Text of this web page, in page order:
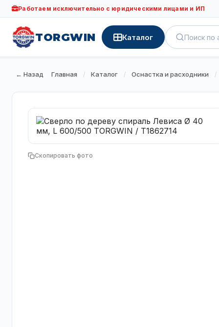
Работаем исключительно с юридическими лицами и ИП
TORGWIN Каталог
← Назад Главная / Каталог / Оснастка и расходники /
Скопировать фото